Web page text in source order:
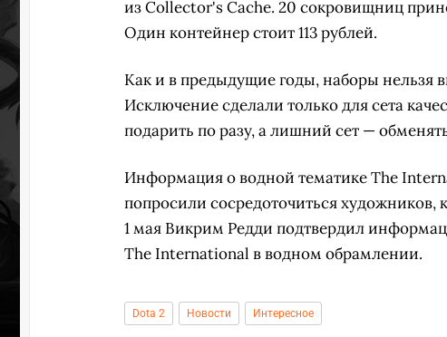
из Collector's Cache. 20 сокровищниц
Один контейнер стоит 113 рублей.
Как и в предыдущие годы, наборы нельзя
Исключение сделали только для сета
подарить по разу, а лишний сет —
Информация о водной тематике The
попросили сосредоточиться
1 мая Викрим Редди подтвердил
The International в водном обрамлении.
Dota 2 Новости Интересное